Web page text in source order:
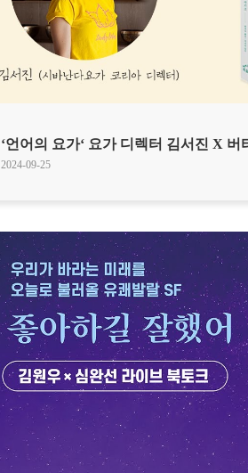
‘언어의 요가‘ 요가 디렉터 김서진 X 버
2024-09-25